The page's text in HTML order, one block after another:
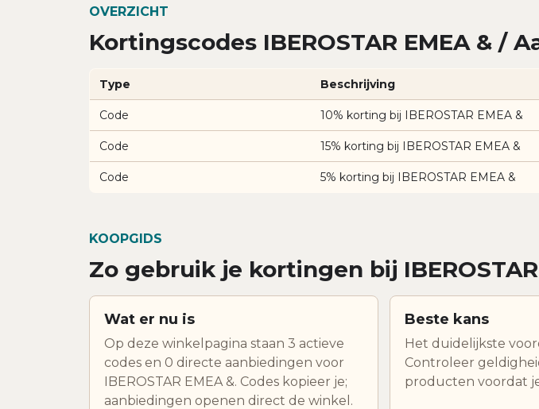
OVERZICHT
Kortingscodes IBEROSTAR EMEA & /
Type Beschrijving
Code 10% korting bij IBEROSTAR EMEA &
Code 15% korting bij IBEROSTAR EMEA &
Code 5% korting bij IBEROSTAR EMEA &
KOOPGIDS
Zo gebruik je kortingen bij IBEROSTAR
Wat er nu is
Op deze winkelpagina staan 3 actieve
codes en 0 directe aanbiedingen voor
IBEROSTAR EMEA &. Codes kopieer je;
aanbiedingen openen direct de winkel.
Beste kans
Het duidelijkste
Controleer
producten voordat